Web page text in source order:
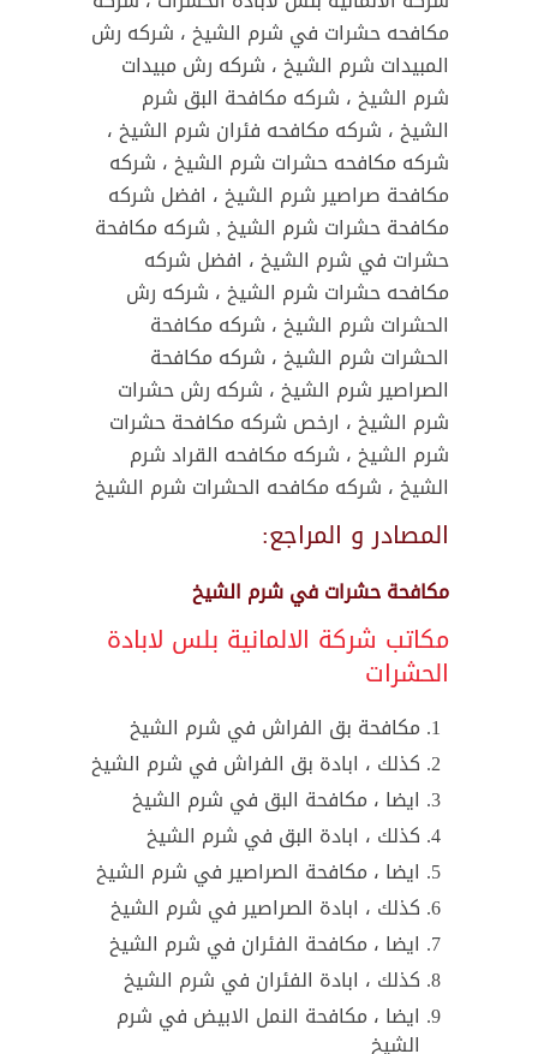
مكافحه حشرات في شرم الشيخ ، شركه رش
المبيدات شرم الشيخ ، شركه رش مبيدات
شرم الشيخ ، شركه مكافحة البق شرم
الشيخ ، شركه مكافحه فئران شرم الشيخ ،
شركه مكافحه حشرات شرم الشيخ ، شركه
مكافحة صراصير شرم الشيخ ، افضل شركه
مكافحة حشرات شرم الشيخ , شركه مكافحة
حشرات في شرم الشيخ ، افضل شركه
مكافحه حشرات شرم الشيخ ، شركه رش
الحشرات شرم الشيخ ، شركه مكافحة
الحشرات شرم الشيخ ، شركه مكافحة
الصراصير شرم الشيخ ، شركه رش حشرات
شرم الشيخ ، ارخص شركه مكافحة حشرات
شرم الشيخ ، شركه مكافحه القراد شرم
الشيخ ، شركه مكافحه الحشرات شرم الشيخ
المصادر و المراجع:
مكافحة حشرات في شرم الشيخ
مكاتب شركة الالمانية بلس لابادة
الحشرات
مكافحة بق الفراش في شرم الشيخ
كذلك ، ابادة بق الفراش في شرم الشيخ
ايضا ، مكافحة البق في شرم الشيخ
كذلك ، ابادة البق في شرم الشيخ
ايضا ، مكافحة الصراصير في شرم الشيخ
كذلك ، ابادة الصراصير في شرم الشيخ
ايضا ، مكافحة الفئران في شرم الشيخ
كذلك ، ابادة الفئران في شرم الشيخ
ايضا ، مكافحة النمل الابيض في شرم
الشيخ